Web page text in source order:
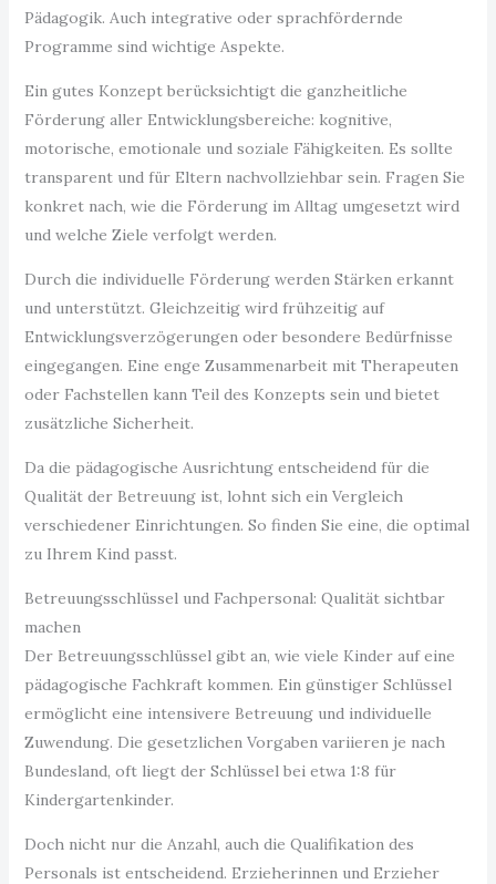
Pädagogik. Auch integrative oder sprachfördernde
Programme sind wichtige Aspekte.
Ein gutes Konzept berücksichtigt die ganzheitliche
Förderung aller Entwicklungsbereiche: kognitive,
motorische, emotionale und soziale Fähigkeiten. Es sollte
transparent und für Eltern nachvollziehbar sein. Fragen Sie
konkret nach, wie die Förderung im Alltag umgesetzt wird
und welche Ziele verfolgt werden.
Durch die individuelle Förderung werden Stärken erkannt
und unterstützt. Gleichzeitig wird frühzeitig auf
Entwicklungsverzögerungen oder besondere Bedürfnisse
eingegangen. Eine enge Zusammenarbeit mit Therapeuten
oder Fachstellen kann Teil des Konzepts sein und bietet
zusätzliche Sicherheit.
Da die pädagogische Ausrichtung entscheidend für die
Qualität der Betreuung ist, lohnt sich ein Vergleich
verschiedener Einrichtungen. So finden Sie eine, die optimal
zu Ihrem Kind passt.
Betreuungsschlüssel und Fachpersonal: Qualität sichtbar
machen
Der Betreuungsschlüssel gibt an, wie viele Kinder auf eine
pädagogische Fachkraft kommen. Ein günstiger Schlüssel
ermöglicht eine intensivere Betreuung und individuelle
Zuwendung. Die gesetzlichen Vorgaben variieren je nach
Bundesland, oft liegt der Schlüssel bei etwa 1:8 für
Kindergartenkinder.
Doch nicht nur die Anzahl, auch die Qualifikation des
Personals ist entscheidend. Erzieherinnen und Erzieher